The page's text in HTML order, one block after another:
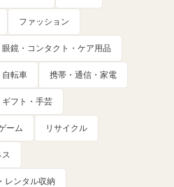
ファッション
眼鏡・コンタクト・ケア用品
自転車 携帯・通信・家電
ギフト・手芸
ーム リサイクル
レンタル収納